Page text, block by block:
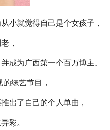
小就觉得自己是个女孩子，
，
成为广西第一个百万博主。
综艺节目，
出了自己的个人单曲，
彩。